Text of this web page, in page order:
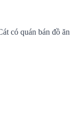
có quán bán đồ ăn